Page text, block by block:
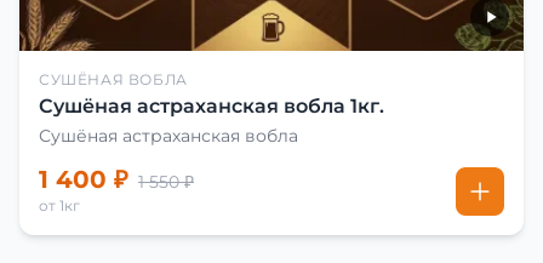
СУШЁНАЯ ВОБЛА
Сушёная астраханская вобла 1кг.
Сушёная астраханская вобла
1 400 ₽ 1 550 ₽
от 1кг